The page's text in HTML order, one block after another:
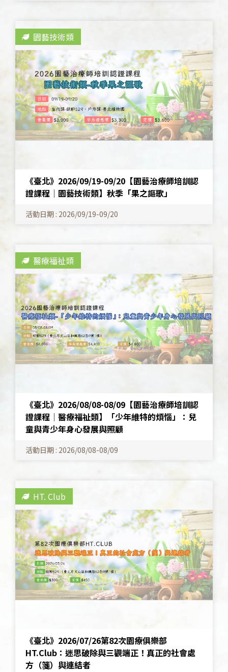
園藝技術類
《臺北》2026/09/19-09/20【園藝治療師培訓認
證課程│園藝技術類】秋季「果之謳歌」
活動日期 : 2026/09/19-09/20
醫療福祉類
《臺北》2026/08/08-08/09【園藝治療師培訓認
證課程│醫療福祉類】「少年維特的煩惱」：兒
童與青少年身心發展與照顧
活動日期 : 2026/08/08-08/09
HT. Club
《臺北》2026/07/26第82次園療俱樂部
HT.Club：迷思破除與三觀端正！真正的社會處
方（箋）與連結者